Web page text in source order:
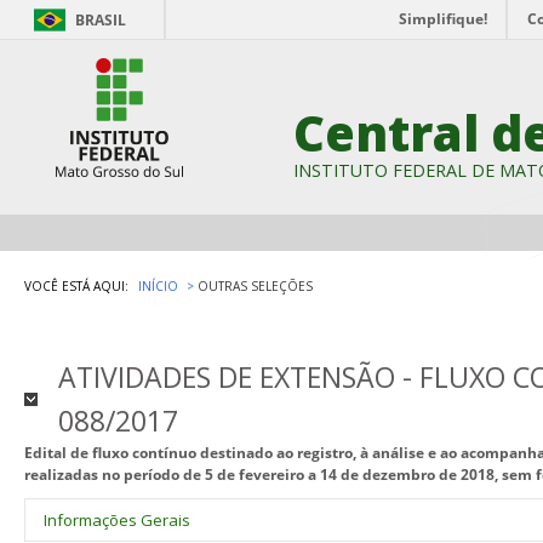
BRASIL Simplifique!
Central
INSTITUTO FEDERAL DE
VOCÊ ESTÁ AQUI: INÍCIO OUTRAS SELEÇÕES
ATIVIDADES DE EXTENSÃO - FLUXO
088/2017
Edital de fluxo contínuo destinado ao registro, à análise e ao
realizadas no período de 5 de fevereiro a 14 de dezembro de 2018,
Informações Gerais